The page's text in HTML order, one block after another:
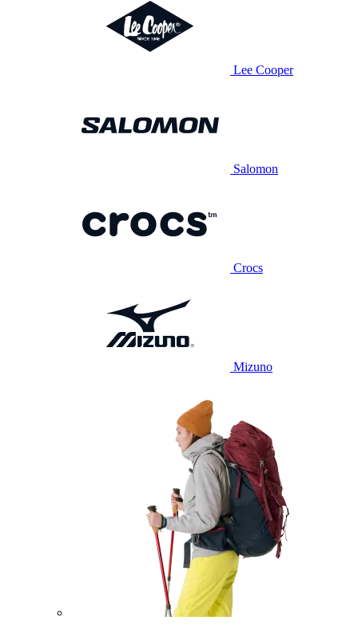
Lee Cooper
Salomon
Crocs
Mizuno